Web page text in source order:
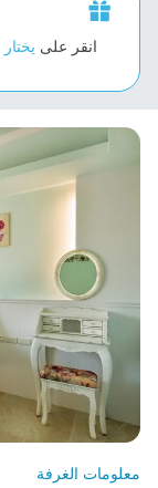
انقر على يختار
معلومات الغرفة